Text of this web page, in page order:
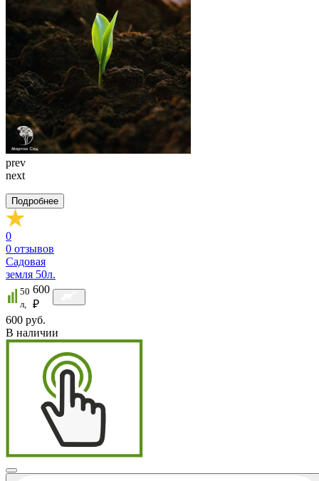
prev
next
Подробнее
0
0 отзывов
Садовая
земля 50л.
50
л,
600
₽
600 руб.
В наличии